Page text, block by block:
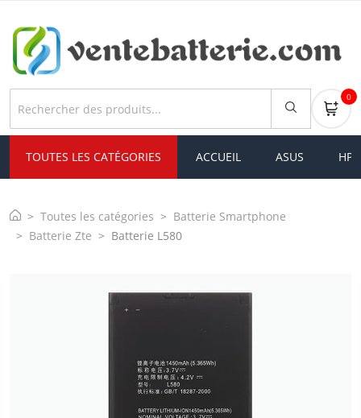
0
TOUTES LES CATÉGORIES ACCUEIL ASUS HP
Toutes les catégories
Batterie Smartphone
Batterie Zte
Batterie L580